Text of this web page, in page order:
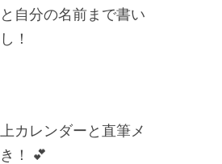
自分の名前まで書い
！
カレンダーと直筆メ
！ 💕